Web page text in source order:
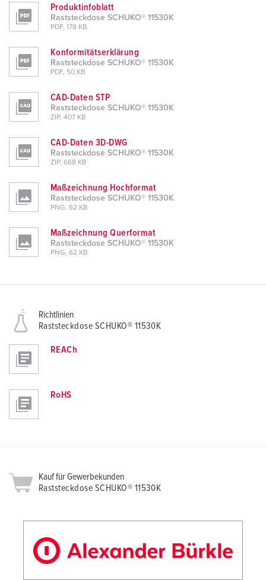
Produktinfoblatt
Raststeckdose SCHUKO® 11530K
PDF, 178 KB
Konformitätserklärung
Raststeckdose SCHUKO® 11530K
PDF, 50 KB
CAD-Daten STP
Raststeckdose SCHUKO® 11530K
ZIP, 407 KB
CAD-Daten 3D-DWG
Raststeckdose SCHUKO® 11530K
ZIP, 668 KB
Maßzeichnung Hochformat
Raststeckdose SCHUKO® 11530K
PNG, 62 KB
Maßzeichnung Querformat
Raststeckdose SCHUKO® 11530K
PNG, 62 KB
Richtlinien
Raststeckdose SCHUKO® 11530K
REACh
RoHS
Kauf für Gewerbekunden
Raststeckdose SCHUKO® 11530K